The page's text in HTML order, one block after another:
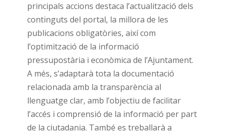
principals accions destaca l’actualització dels
continguts del portal, la millora de les
publicacions obligatòries, així com
l’optimització de la informació
pressupostària i econòmica de l’Ajuntament.
A més, s’adaptarà tota la documentació
relacionada amb la transparència al
llenguatge clar, amb l’objectiu de facilitar
l’accés i comprensió de la informació per part
de la ciutadania. També es treballarà a